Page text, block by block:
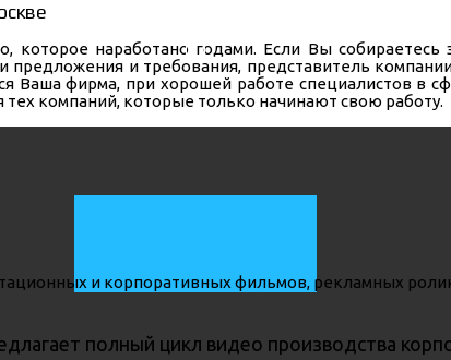
которое наработано годами. Если Вы
предложения и требования, представитель
Ваша фирма, при хорошей работе специалистов в
компаний, которые только начинают свою работу.
полный цикл видео производства